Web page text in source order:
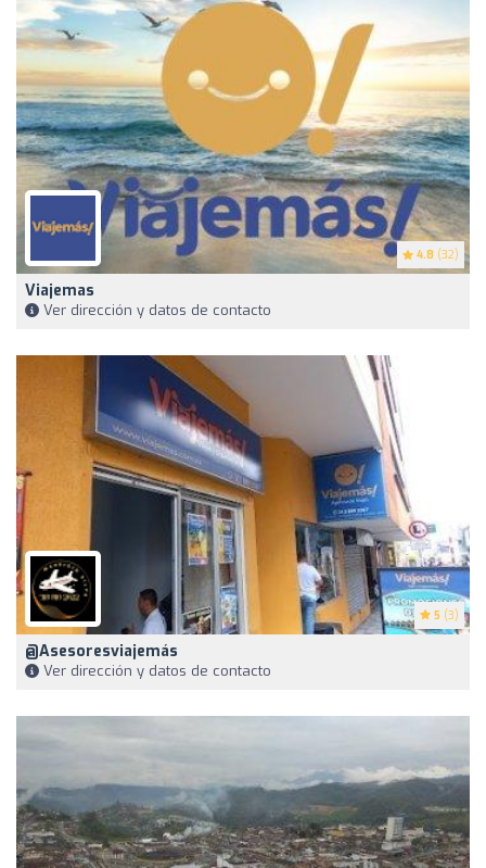
4.8 (32)
Viajemas
Ver dirección y datos de contacto
5 (3)
@asesoresviajemás
Ver dirección y datos de contacto